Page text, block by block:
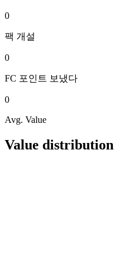
0
팩 개설
0
FC 포인트 보냈다
0
Avg. Value
Value distribution